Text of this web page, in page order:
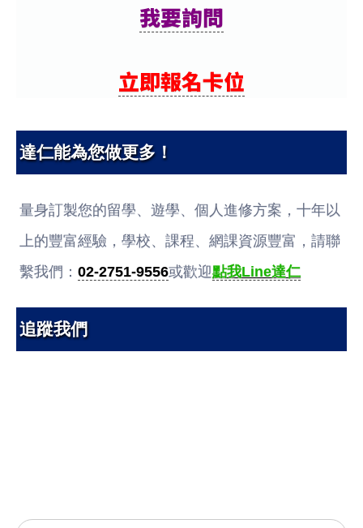
我要詢問
立即報名卡位
達仁能為您做更多！
量身訂製您的留學、遊學、個人進修方案，十年以
上的豐富經驗，學校、課程、網課資源豐富，請聯
繫我們：02-2751-9556或歡迎點我Line達仁
追蹤我們